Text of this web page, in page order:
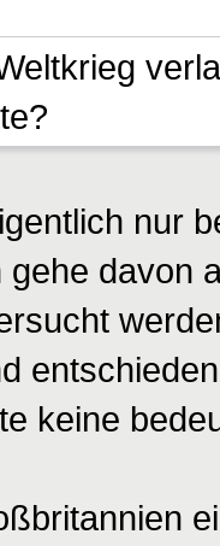
nur
gehe davon
keine